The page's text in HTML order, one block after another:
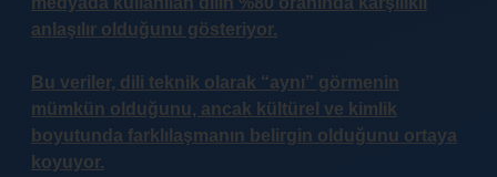
anlaşılır olduğunu gösteriyor.
Bu veriler, dili teknik olarak “aynı” görmenin
mümkün olduğunu, ancak kültürel ve kimlik
boyutunda farklılaşmanın belirgin olduğunu ortaya
koyuyor.